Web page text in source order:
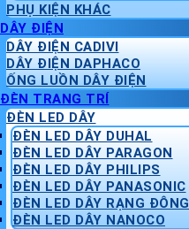
PHỤ KIỆN KHÁC
DÂY ĐIỆN
DÂY ĐIỆN CADIVI
DÂY ĐIỆN DAPHACO
ỐNG LUỒN DÂY ĐIỆN
ĐÈN TRANG TRÍ
ĐÈN LED DÂY
ĐÈN LED DÂY DUHAL
ĐÈN LED DÂY PARAGON
ĐÈN LED DÂY PHILIPS
ĐÈN LED DÂY PANASONIC
ĐÈN LED DÂY RẠNG ĐÔNG
ĐÈN LED DÂY NANOCO